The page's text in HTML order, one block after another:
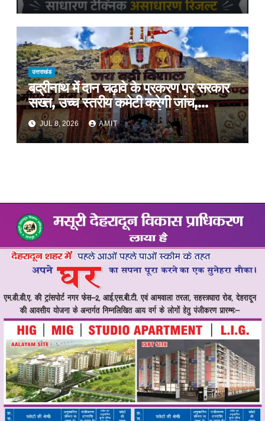
समर्थन
उत्तराखंड
बद्रीनाथ में दान चढ़ावे के प्रकरण पर सरकार
सख्त, उच्च स्तरीय कमेटी करेगी जांच,
अनुशासनहीनता पर एक कार्मिक निलंबित
JUL 8, 2026 AMIT